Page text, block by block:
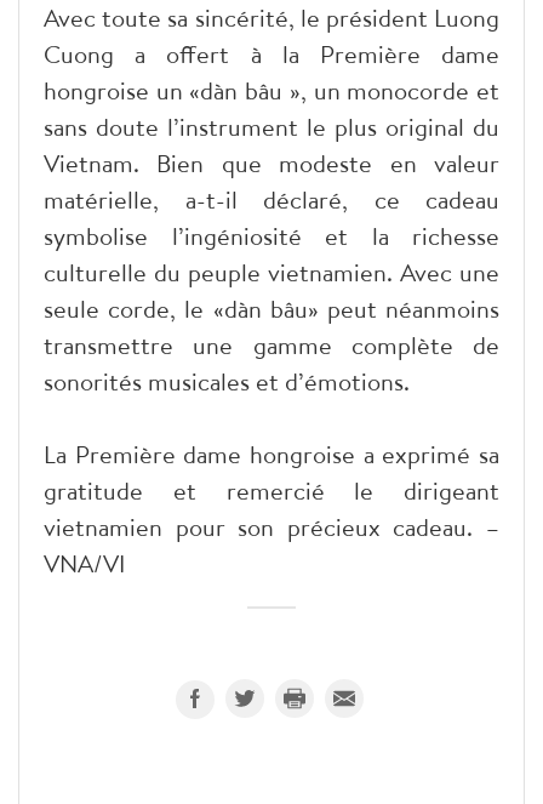
Avec toute sa sincérité, le président Luong
Cuong a offert à la Première dame
hongroise un «dàn bâu », un monocorde et
sans doute l’instrument le plus original du
Vietnam. Bien que modeste en valeur
matérielle, a-t-il déclaré, ce cadeau
symbolise l’ingéniosité et la richesse
culturelle du peuple vietnamien. Avec une
seule corde, le «dàn bâu» peut néanmoins
transmettre une gamme complète de
sonorités musicales et d’émotions.
La Première dame hongroise a exprimé sa
gratitude et remercié le dirigeant
vietnamien pour son précieux cadeau. –
VNA/VI